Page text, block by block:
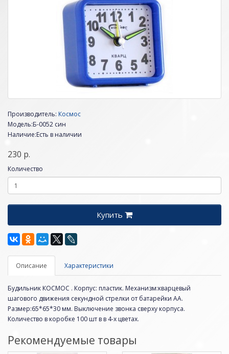
Производитель: Космос
Модель:Б-0052 син
Наличие:Есть в наличии
230 р.
Количество
Купить
Описание Характеристики
Будильник КОСМОС . Корпус: пластик. Механизм:кварцевый
шагового движения секундной стрелки от батарейки АА.
Размер:65*65*30 мм. Выключение звонка сверху корпуса.
Количество в коробке 100 шт в в 4-х цветах.
Рекомендуемые товары